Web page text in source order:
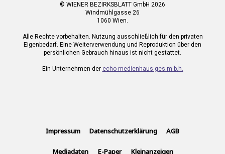
© WIENER BEZIRKSBLATT GmbH 2026
Windmühlgasse 26
1060 Wien.
Alle Rechte vorbehalten. Nutzung ausschließlich für den privaten
Eigenbedarf. Eine Weiterverwendung und Reproduktion über den
persönlichen Gebrauch hinaus ist nicht gestattet.
Ein Unternehmen der echo medienhaus ges.m.b.h.
Impressum Datenschutzerklärung AGB
Mediadaten E-Paper Kleinanzeigen